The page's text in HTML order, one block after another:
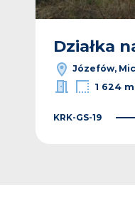
Działka
Józefów,
1 624 m
KRK-GS-19